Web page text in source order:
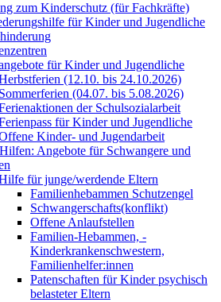
zum Kinderschutz (für Fachkräfte)
für Kinder und Jugendliche
für Kinder und Jugendliche
(12.10. bis 24.10.2026)
Sommerferien (04.07. bis 5.08.2026)
der Schulsozialarbeit
für Kinder und Jugendliche
Kinder- und Jugendarbeit
Angebote für Schwangere und
für junge/werdende Eltern
Familienhebammen Schutzengel
Schwangerschafts(konflikt)
Offene Anlaufstellen
Familien-Hebammen, -
Kinderkrankenschwestern,
Familienhelfer:innen
Patenschaften für Kinder psychisch
belasteter Eltern